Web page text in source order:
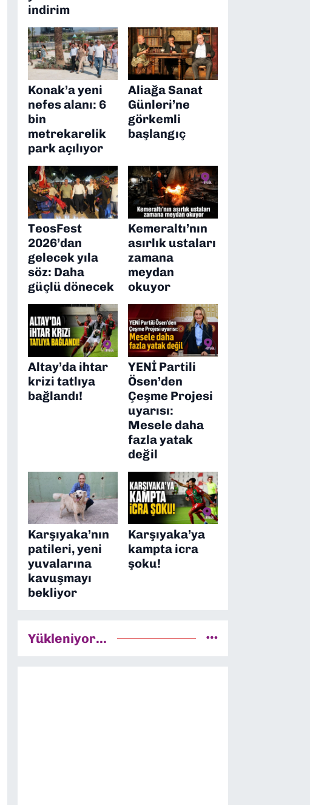
indirim
Konak’a yeni
nefes alanı: 6
bin
metrekarelik
park açılıyor
Aliağa Sanat
Günleri’ne
görkemli
başlangıç
TeosFest
2026’dan
gelecek yıla
söz: Daha
güçlü dönecek
Kemeraltı’nın
asırlık ustaları
zamana
meydan
okuyor
Altay’da ihtar
krizi tatlıya
bağlandı!
YENİ Partili
Ösen’den
Çeşme Projesi
uyarısı:
Mesele daha
fazla yatak
değil
Karşıyaka’nın
patileri, yeni
yuvalarına
kavuşmayı
bekliyor
Karşıyaka’ya
kampta icra
şoku!
Yükleniyor...